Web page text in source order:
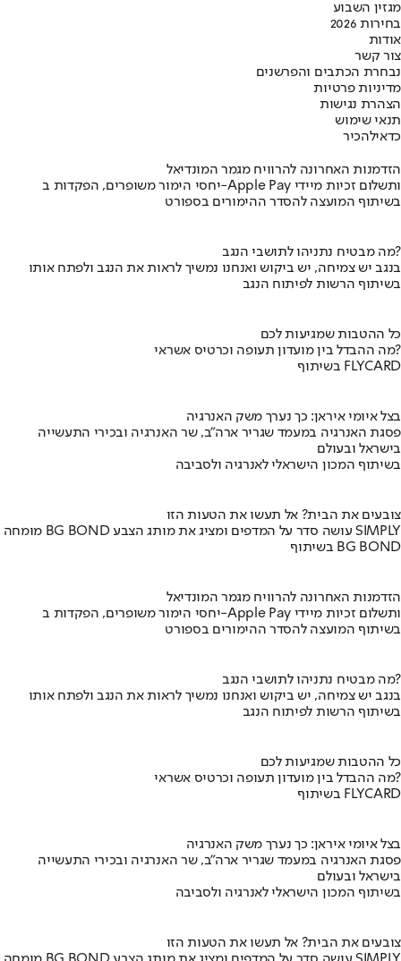
מגזין השבוע
בחירות 2026
אודות
צור קשר
נבחרת הכתבים והפרשנים
מדיניות פרטיות
הצהרת נגישות
תנאי שימוש
כדאילהכיר
הזדמנות האחרונה להרוויח מגמר המונדיאל
יחסי הימור משופרים, הפקדות ב-Apple Pay ותשלום זכיות מיידי
בשיתוף המועצה להסדר ההימורים בספורט
מה מבטיח נתניהו לתושבי הנגב?
בנגב יש צמיחה, יש ביקוש ואנחנו נמשיך לראות את הנגב ולפתח אותו
בשיתוף הרשות לפיתוח הנגב
כל ההטבות שמגיעות לכם
מה ההבדל בין מועדון תעופה וכרטיס אשראי?
בשיתוף FLYCARD
בצל איומי איראן: כך נערך משק האנרגיה
פסגת האנרגיה במעמד שגריר ארה"ב, שר האנרגיה ובכירי התעשייה
בישראל ובעולם
בשיתוף המכון הישראלי לאנרגיה ולסביבה
צובעים את הבית? אל תעשו את הטעות הזו
מומחה BG BOND עושה סדר על המדפים ומציג את מותג הצבע SIMPLY
בשיתוף BG BOND
הזדמנות האחרונה להרוויח מגמר המונדיאל
יחסי הימור משופרים, הפקדות ב-Apple Pay ותשלום זכיות מיידי
בשיתוף המועצה להסדר ההימורים בספורט
מה מבטיח נתניהו לתושבי הנגב?
בנגב יש צמיחה, יש ביקוש ואנחנו נמשיך לראות את הנגב ולפתח אותו
בשיתוף הרשות לפיתוח הנגב
כל ההטבות שמגיעות לכם
מה ההבדל בין מועדון תעופה וכרטיס אשראי?
בשיתוף FLYCARD
בצל איומי איראן: כך נערך משק האנרגיה
פסגת האנרגיה במעמד שגריר ארה"ב, שר האנרגיה ובכירי התעשייה
בישראל ובעולם
בשיתוף המכון הישראלי לאנרגיה ולסביבה
צובעים את הבית? אל תעשו את הטעות הזו